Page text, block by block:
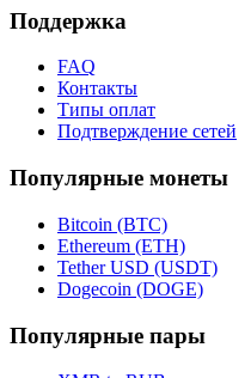
Поддержка
FAQ
Контакты
Типы оплат
Подтверждение сетей
Популярные монеты
Bitcoin (BTC)
Ethereum (ETH)
Tether USD (USDT)
Dogecoin (DOGE)
Популярные пары